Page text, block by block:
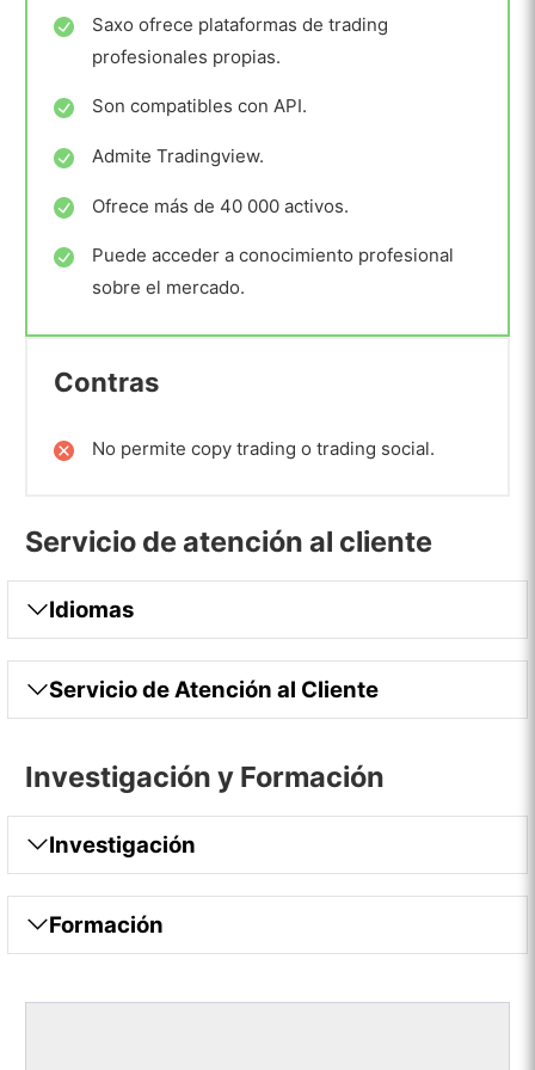
Saxo ofrece plataformas de trading
profesionales propias.
Son compatibles con API.
Admite Tradingview.
Ofrece más de 40 000 activos.
Puede acceder a conocimiento profesional
sobre el mercado.
Contras
No permite copy trading o trading social.
Servicio de atención al cliente
Idiomas
Servicio de Atención al Cliente
Investigación y Formación
Investigación
Formación